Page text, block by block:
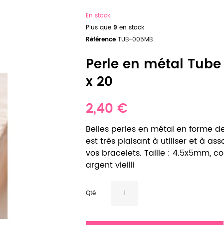
En stock
Plus que 9 en stock
Référence TUB-005MB
Perle en métal
x 20
2,40 €
Belles perles en métal en forme
est très plaisant à utiliser et à
vos bracelets. Taille : 4.5x5mm,
argent vieilli
Qté